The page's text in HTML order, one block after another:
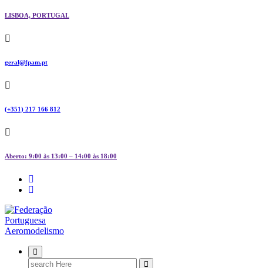
LISBOA, PORTUGAL
geral@fpam.pt
(+351) 217 166 812
Aberto: 9:00 às 13:00 – 14:00 às 18:00
FPAM
Search